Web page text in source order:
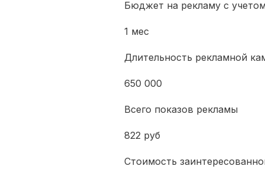
Бюджет на рекламу с
1 мес
Длительность рекламной
650 000
Всего показов рекламы
822 руб
Стоимость